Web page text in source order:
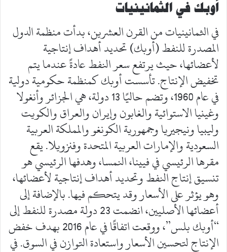
أوبك في الثمانينيات
في الثمانينيات من القرن العشرين، بدأت منظمة الدول
المصدرة للنفط (أوبك) تحديد أهداف إنتاجية
لأعضائها، حيث يرتفع سعر النفط عادةً عندما يتم
تخفيض الإنتاج. تأسست أوبك كمنظمة حكومية دولية
في عام 1960، وتضم حاليًا 13 دولة، هي الجزائر وأنغولا
وغينيا الاستوائية والغابون وإيران والعراق والكويت
وليبيا ونيجيريا وجمهورية الكونغو والمملكة العربية
السعودية والإمارات العربية المتحدة وفنزويلا. يقع
مقرها الرئيسي في فيينا، النمسا، وهدفها الرئيسي هو
تنسيق إنتاج النفط وتحديد أهداف إنتاجية لأعضائها،
وهو يؤثر على الأسعار وقد يتحكم فيها. بالإضافة إلى
أعضائها الأصليين، انضمت 23 دولة مصدرة للنفط إلى
“أوبك بلس”، ووقعت اتفاقًا في عام 2016 بهدف خفض
الإنتاج لتحسين الأسعار واستعادة التوازن في السوق. في